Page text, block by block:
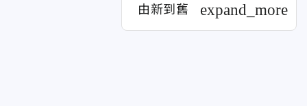
由新到舊 expand_more